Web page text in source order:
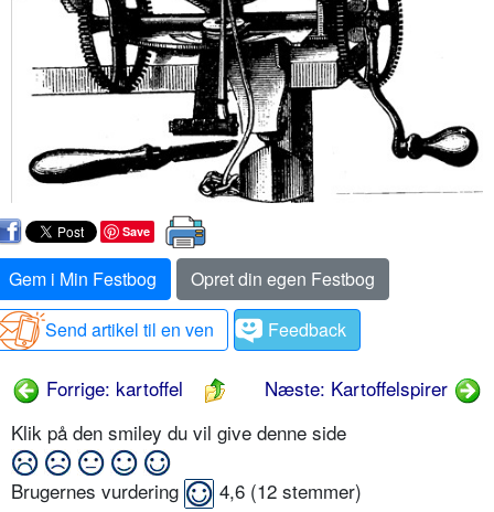
Save
Gem i Min Festbog
Opret din egen Festbog
Send artikel til en ven
Feedback
Forrige: kartoffel
Næste: Kartoffelspirer
Klik på den smiley du vil give denne side
Brugernes vurdering 4,6 (12 stemmer)